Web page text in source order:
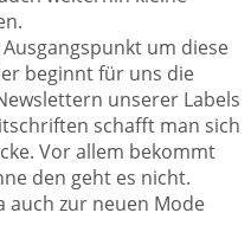
um diese
beginnt für uns die
unserer Labels
schafft man sich
Vor allem bekommt
den geht es nicht.
auch zur neuen Mode